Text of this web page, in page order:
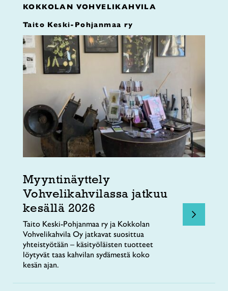
KOKKOLAN VOHVELIKAHVILA
Taito Keski-Pohjanmaa ry
Myyntinäyttely
Vohvelikahvilassa jatkuu
kesällä 2026
Taito Keski-Pohjanmaa ry ja Kokkolan
Vohvelikahvila Oy jatkavat suosittua
yhteistyötään – käsityöläisten tuotteet
löytyvät taas kahvilan sydämestä koko
kesän ajan.